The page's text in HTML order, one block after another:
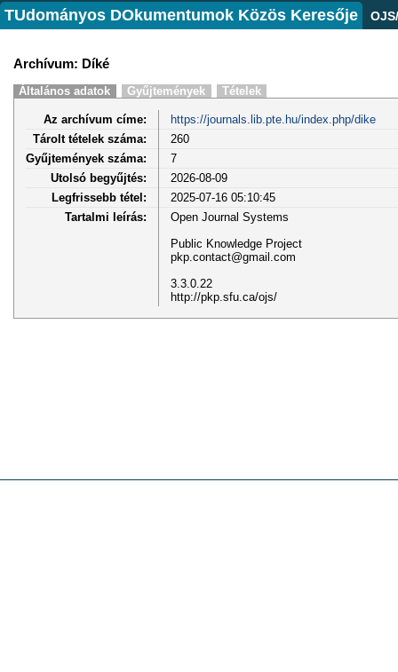
TUdományos DOkumentumok Közös Keresője
Archívum: Díké
Általános adatok Gyűjtemények Tételek
Az archívum címe:
https://journals.lib.pte.hu/index.php/dike
Tárolt tételek száma:
260
Gyűjtemények száma:
7
Utolsó begyűjtés:
2026-08-09
Legfrissebb tétel:
2025-07-16 05:10:45
Tartalmi leírás:
Open Journal Systems
Public Knowledge Project
pkp.contact@gmail.com
3.3.0.22
http://pkp.sfu.ca/ojs/